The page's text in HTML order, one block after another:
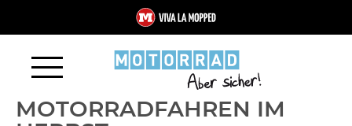
MOTORRADFAHREN IM